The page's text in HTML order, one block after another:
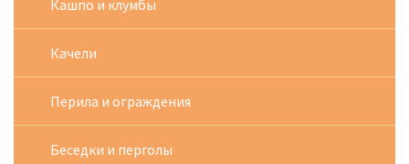
Кашпо и клумбы
Качели
Перила и ограждения
Беседки и перголы